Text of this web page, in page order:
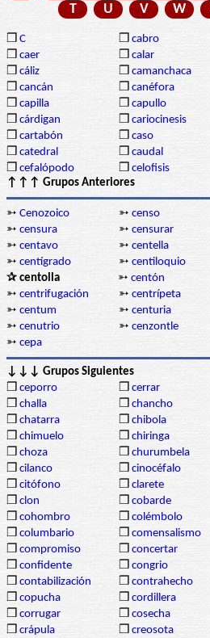
T
U V W
❒ C ❒ cabro
❒ caer ❒ calar
❒ cáliz ❒ camanchaca
❒ cancán ❒ canéfora
❒ capilla ❒ capullo
❒ cárdigan ❒ cariocinesis
❒ cartabón ❒ caso
❒ catedral ❒ caudal
❒ cefalópodo ❒ celofisis
↑↑↑ Grupos Anteriores
➳ Cenozoico ➳ censo
➳ censura ➳ censurar
➳ centavo ➳ centella
➳ centígrado ➳ centiloquio
✰ centolla
➳ centón
➳ centrifugación ➳ centrípeta
➳ centum ➳ centuria
➳ cenutrio ➳ cenzontle
➳ cepa
↓↓↓ Grupos Siguientes
❒ ceporro ❒ cerrar
❒ challa ❒ chancho
❒ chatarra ❒ chibola
❒ chimuelo ❒ chiringa
❒ choza ❒ churumbela
❒ cilanco ❒ cinocéfalo
❒ citófono ❒ clarete
❒ clon ❒ cobarde
❒ cohombro ❒ colémbolo
❒ columbario ❒ comensalismo
❒ compromiso ❒ concertar
❒ confidente ❒ congrio
❒ contabilización ❒ contrahecho
❒ copucha ❒ cordillera
❒ corrugar ❒ cosecha
❒ crápula ❒ creosota